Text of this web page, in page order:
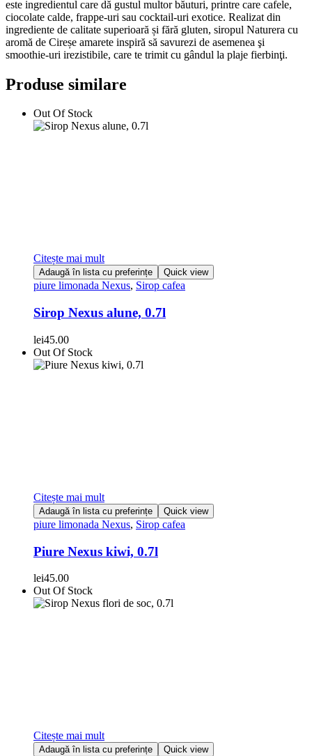
este ingredientul care dă gustul multor băuturi, printre care cafele,
ciocolate calde, frappe-uri sau cocktail-uri exotice. Realizat din
ingrediente de calitate superioară și fără gluten, siropul Naturera cu
aromă de Cireșe amarete inspiră să savurezi de asemenea şi
smoothie-uri irezistibile, care te trimit cu gândul la plaje fierbinţi.
Produse similare
Out Of Stock
Citește mai mult
Adaugă în lista cu preferințe Quick view
piure limonada Nexus, Sirop cafea
Sirop Nexus alune, 0.7l
lei45.00
Out Of Stock
Citește mai mult
Adaugă în lista cu preferințe Quick view
piure limonada Nexus, Sirop cafea
Piure Nexus kiwi, 0.7l
lei45.00
Out Of Stock
Citește mai mult
Adaugă în lista cu preferințe Quick view